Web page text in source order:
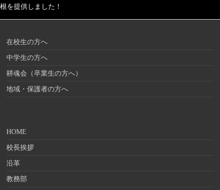
根を提供しました！
在校生の方へ
中学生の方へ
耕魂会（卒業生の方へ）
地域・保護者の方へ
HOME
校長挨拶
沿革
教務部